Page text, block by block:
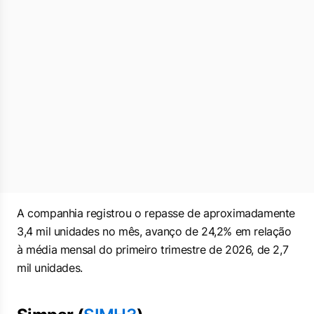
A companhia registrou o repasse de aproximadamente
3,4 mil unidades no mês, avanço de 24,2% em relação
à média mensal do primeiro trimestre de 2026, de 2,7
mil unidades.